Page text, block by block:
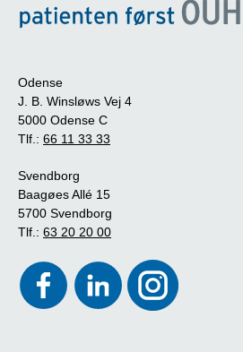
Odense
J. B. Winsløws Vej 4
5000 Odense C
Tlf.: 66 11 33 33
Svendborg
Baagøes Allé 15
5700 Svendborg
Tlf.: 63 20 20 00